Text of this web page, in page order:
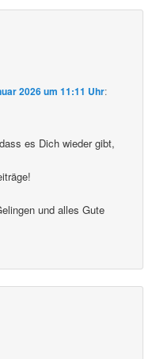
2026 um 11:11 Uhr:
es Dich wieder gibt,
und alles Gute